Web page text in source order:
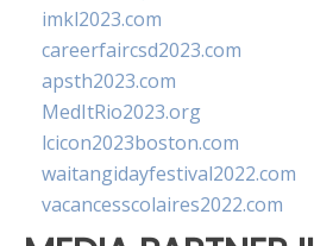
imkl2023.com
careerfaircsd2023.com
apsth2023.com
MedItRio2023.org
lcicon2023boston.com
waitangidayfestival2022.com
vacancesscolaires2022.com